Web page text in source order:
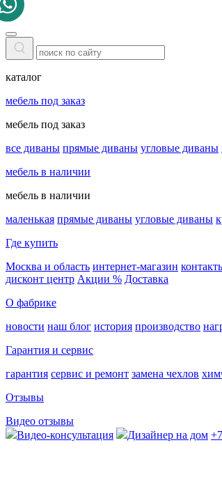
каталог
мебель под заказ
мебель под заказ
все диваны прямые диваны угловые диваны
мебель в наличии
мебель в наличии
маленькая прямые диваны угловые диваны
Где купить
Москва и область интернет-магазин
дисконт центр Акции % Доставка
О фабрике
новости наш блог история производство
Гарантия и сервис
гарантия сервис и ремонт замена чехлов
Отзывы
Видео отзывы
Видео-консультация
Дизайнер на дом